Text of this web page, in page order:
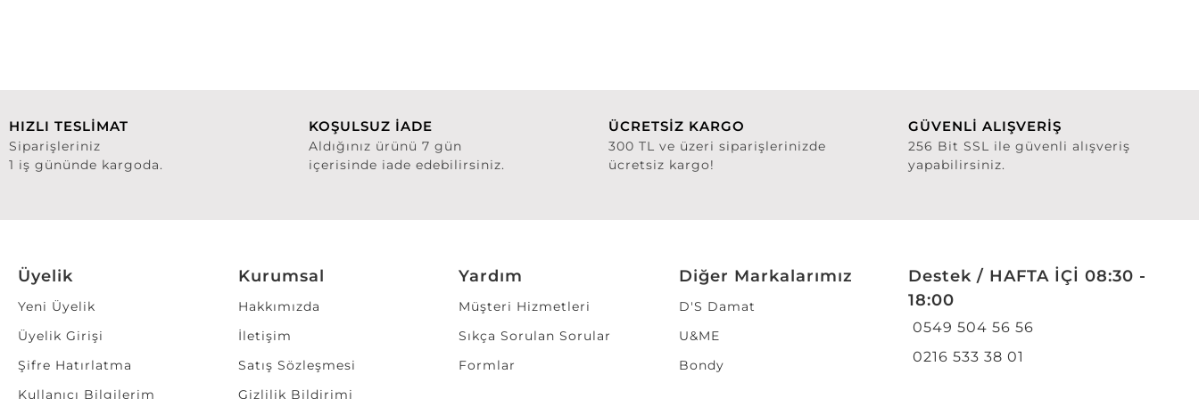
HIZLI TESLİMAT
Siparişleriniz
1 iş gününde kargoda.
KOŞULSUZ İADE
Aldığınız ürünü 7 gün
içerisinde iade edebilirsiniz.
ÜCRETSİZ KARGO
300 TL ve üzeri siparişlerinizde
ücretsiz kargo!
GÜVENLİ ALIŞVERİŞ
256 Bit SSL ile güvenli alışveriş
yapabilirsiniz.
Üyelik
Yeni Üyelik
Üyelik Girişi
Şifre Hatırlatma
Kullanıcı Bilgilerim
Kurumsal
Hakkımızda
İletişim
Satış Sözleşmesi
Gizlilik Bildirimi
Yardım
Müşteri Hizmetleri
Sıkça Sorulan Sorular
Formlar
Diğer Markalarımız
D'S Damat
U&ME
Bondy
Destek / HAFTA İÇİ 08:30 -
18:00
0549 504 56 56
0216 533 38 01